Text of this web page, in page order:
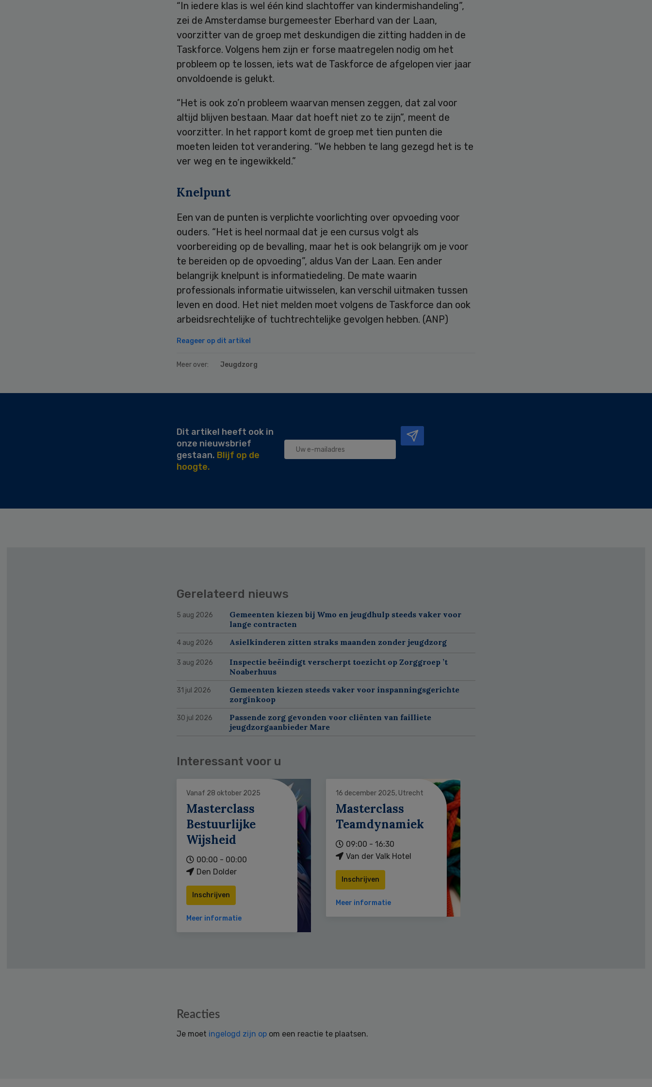
“In iedere klas is wel één kind slachtoffer van kindermishandeling”,
zei de Amsterdamse burgemeester Eberhard van der Laan,
voorzitter van de groep met deskundigen die zitting hadden in de
Taskforce. Volgens hem zijn er forse maatregelen nodig om het
probleem op te lossen, iets wat de Taskforce de afgelopen vier jaar
onvoldoende is gelukt.
“Het is ook zo’n probleem waarvan mensen zeggen, dat zal voor
altijd blijven bestaan. Maar dat hoeft niet zo te zijn”, meent de
voorzitter. In het rapport komt de groep met tien punten die
moeten leiden tot verandering. “We hebben te lang gezegd het is te
ver weg en te ingewikkeld.”
Knelpunt
Een van de punten is verplichte voorlichting over opvoeding voor
ouders. “Het is heel normaal dat je een cursus volgt als
voorbereiding op de bevalling, maar het is ook belangrijk om je voor
te bereiden op de opvoeding”, aldus Van der Laan. Een ander
belangrijk knelpunt is informatiedeling. De mate waarin
professionals informatie uitwisselen, kan verschil uitmaken tussen
leven en dood. Het niet melden moet volgens de Taskforce dan ook
arbeidsrechtelijke of tuchtrechtelijke gevolgen hebben. (ANP)
Reageer op dit artikel
Meer over: Jeugdzorg
Dit artikel heeft ook in
onze nieuwsbrief
gestaan. Blijf op de
hoogte.
Gerelateerd nieuws
5 aug 2026
Gemeenten kiezen bij Wmo en jeugdhulp steeds vaker voor
lange contracten
4 aug 2026 Asielkinderen zitten straks maanden zonder jeugdzorg
3 aug 2026
Inspectie beëindigt verscherpt toezicht op Zorggroep ’t
Noaberhuus
31 jul 2026
Gemeenten kiezen steeds vaker voor inspanningsgerichte
zorginkoop
30 jul 2026
Passende zorg gevonden voor cliënten van failliete
jeugdzorgaanbieder Mare
Interessant voor u
Vanaf 28 oktober 2025
Masterclass
Bestuurlijke
Wijsheid
00:00 - 00:00
Den Dolder
Inschrijven
Meer informatie
16 december 2025, Utrecht
Masterclass
Teamdynamiek
09:00 - 16:30
Van der Valk Hotel
Inschrijven
Meer informatie
Reacties
Je moet ingelogd zijn op om een reactie te plaatsen.